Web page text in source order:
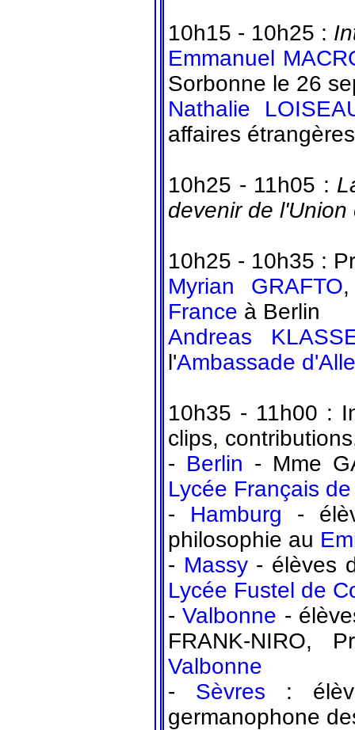
10h15 - 10h25 :
Emmanuel
Sorbonne le 26
Nathalie
affaires
10h25 - 11h05 :
devenir de
10h25 - 10h35 :
Myrian GRAFTO
France à Berlin
Andreas
l'Ambassade
10h35 - 11h00 :
clips,
- Berlin - Mme
Lycée Français
- Hamburg -
philosophie au
- Massy- élèves
Lycée Fustel de
-Valbonne -
FRANK-NIRO,
Valbonne
- Sèvres :
germanophone